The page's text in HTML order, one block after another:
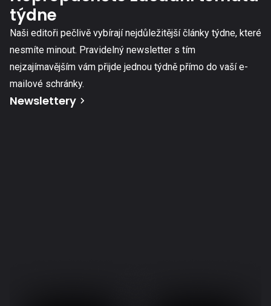
týdne
Naši editoři pečlivě vybírají nejdůležitější články týdne, které
nesmíte minout. Pravidelný newsletter s tím
nejzajímavějším vám přijde jednou týdně přímo do vaší e-
mailové schránky.
Newslettery